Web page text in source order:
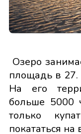
Озеро
площадь в 27.
На его
больше 5000
только
покататься на